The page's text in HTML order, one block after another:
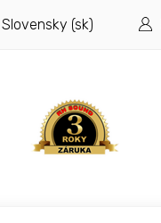
Slovensky (sk)